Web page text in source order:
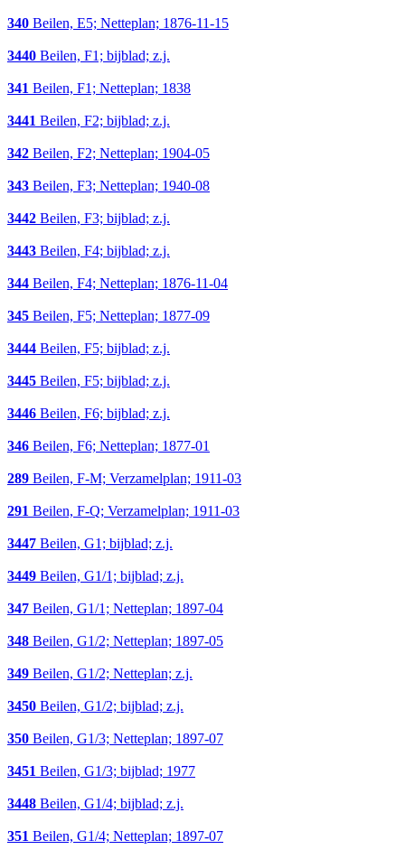
340 Beilen, E5; Netteplan; 1876-11-15
3440 Beilen, F1; bijblad; z.j.
341 Beilen, F1; Netteplan; 1838
3441 Beilen, F2; bijblad; z.j.
342 Beilen, F2; Netteplan; 1904-05
343 Beilen, F3; Netteplan; 1940-08
3442 Beilen, F3; bijblad; z.j.
3443 Beilen, F4; bijblad; z.j.
344 Beilen, F4; Netteplan; 1876-11-04
345 Beilen, F5; Netteplan; 1877-09
3444 Beilen, F5; bijblad; z.j.
3445 Beilen, F5; bijblad; z.j.
3446 Beilen, F6; bijblad; z.j.
346 Beilen, F6; Netteplan; 1877-01
289 Beilen, F-M; Verzamelplan; 1911-03
291 Beilen, F-Q; Verzamelplan; 1911-03
3447 Beilen, G1; bijblad; z.j.
3449 Beilen, G1/1; bijblad; z.j.
347 Beilen, G1/1; Netteplan; 1897-04
348 Beilen, G1/2; Netteplan; 1897-05
349 Beilen, G1/2; Netteplan; z.j.
3450 Beilen, G1/2; bijblad; z.j.
350 Beilen, G1/3; Netteplan; 1897-07
3451 Beilen, G1/3; bijblad; 1977
3448 Beilen, G1/4; bijblad; z.j.
351 Beilen, G1/4; Netteplan; 1897-07